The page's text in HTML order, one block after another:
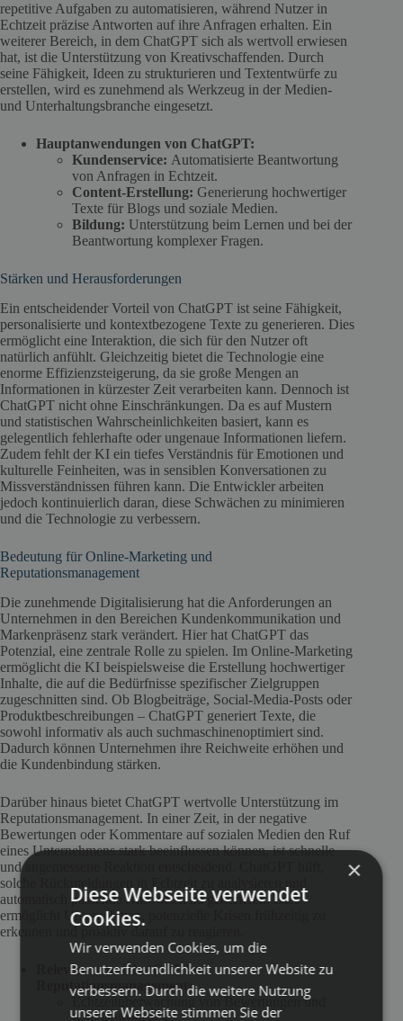
repetitive Aufgaben zu automatisieren, während Nutzer in
Echtzeit präzise Antworten auf ihre Anfragen erhalten. Ein
weiterer Bereich, in dem ChatGPT sich als wertvoll erwiesen
hat, ist die Unterstützung von Kreativschaffenden. Durch
seine Fähigkeit, Ideen zu strukturieren und Textentwürfe zu
erstellen, wird es zunehmend als Werkzeug in der Medien-
und Unterhaltungsbranche eingesetzt.
Hauptanwendungen von ChatGPT:
Kundenservice: Automatisierte Beantwortung
von Anfragen in Echtzeit.
Content-Erstellung: Generierung hochwertiger
Texte für Blogs und soziale Medien.
Bildung: Unterstützung beim Lernen und bei der
Beantwortung komplexer Fragen.
Stärken und Herausforderungen
Ein entscheidender Vorteil von ChatGPT ist seine Fähigkeit,
personalisierte und kontextbezogene Texte zu generieren. Dies
ermöglicht eine Interaktion, die sich für den Nutzer oft
natürlich anfühlt. Gleichzeitig bietet die Technologie eine
enorme Effizienzsteigerung, da sie große Mengen an
Informationen in kürzester Zeit verarbeiten kann. Dennoch ist
ChatGPT nicht ohne Einschränkungen. Da es auf Mustern
und statistischen Wahrscheinlichkeiten basiert, kann es
gelegentlich fehlerhafte oder ungenaue Informationen liefern.
Zudem fehlt der KI ein tiefes Verständnis für Emotionen und
kulturelle Feinheiten, was in sensiblen Konversationen zu
Missverständnissen führen kann. Die Entwickler arbeiten
jedoch kontinuierlich daran, diese Schwächen zu minimieren
und die Technologie zu verbessern.
Bedeutung für Online-Marketing und
Reputationsmanagement
Die zunehmende Digitalisierung hat die Anforderungen an
Unternehmen in den Bereichen Kundenkommunikation und
Markenpräsenz stark verändert. Hier hat ChatGPT das
Potenzial, eine zentrale Rolle zu spielen. Im Online-Marketing
ermöglicht die KI beispielsweise die Erstellung hochwertiger
Inhalte, die auf die Bedürfnisse spezifischer Zielgruppen
zugeschnitten sind. Ob Blogbeiträge, Social-Media-Posts oder
Produktbeschreibungen – ChatGPT generiert Texte, die
sowohl informativ als auch suchmaschinenoptimiert sind.
Dadurch können Unternehmen ihre Reichweite erhöhen und
die Kundenbindung stärken.
Darüber hinaus bietet ChatGPT wertvolle Unterstützung im
Reputationsmanagement. In einer Zeit, in der negative
Bewertungen oder Kommentare auf sozialen Medien den Ruf
eines Unternehmens stark beeinflussen können, ist schnelle
und angemessene Reaktion entscheidend. ChatGPT hilft,
solche Rückmeldungen in Echtzeit zu analysieren und
automatisch passende Antworten zu generieren. Dies
ermöglicht Unternehmen, potenzielle Krisen frühzeitig zu
erkennen und proaktiv darauf zu reagieren.
Relevanz von ChatGPT im
Reputationsmanagement:
Echtzeitüberwachung von Bewertungen und
Kundenfeedback.
×
Diese Webseite verwendet
Cookies.
Wir verwenden Cookies, um die
Benutzerfreundlichkeit unserer Website zu
verbessern. Durch die weitere Nutzung
unserer Webseite stimmen Sie der